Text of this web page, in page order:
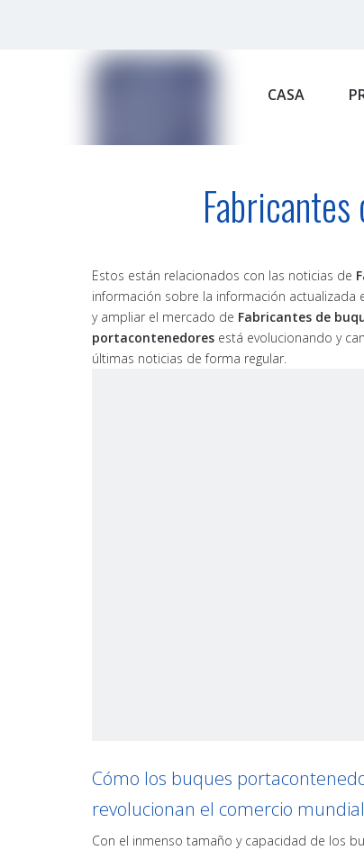
CASA
Estos están relacionados con las noticias de
información sobre la información actualizada
y ampliar el mercado de Fabricantes de
portacontenedores está evolucionando y
últimas noticias de forma regular.
Cómo los buques
revolucionan el comercio mundial
Con el inmenso tamaño y capacidad de los